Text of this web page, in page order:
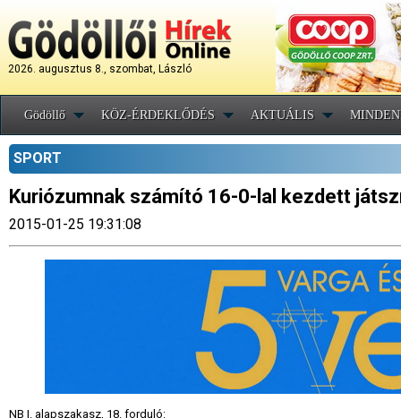
2026. augusztus 8., szombat, László
Gödöllő KÖZ-ÉRDEKLŐDÉS AKTUÁLIS
SPORT
Kuriózumnak számító 16-0-lal kezdett
2015-01-25 19:31:08
NB I. alapszakasz, 18. forduló: